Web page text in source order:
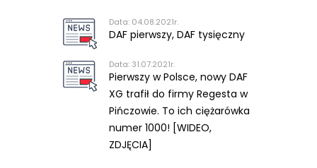
Data: 04.08.2021r.
DAF pierwszy, DAF tysięczny
Data: 31.07.2021r.
Pierwszy w Polsce, nowy DAF
XG trafił do firmy Regesta w
Pińczowie. To ich ciężarówka
numer 1000! [WIDEO,
ZDJĘCIA]